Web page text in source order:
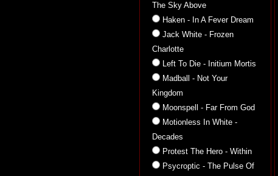
The Sky Above
Haken - In A Fever Dream
Jack White - Frozen
Charlotte
Left To Die - Initium Mortis
Madball - Not Your
Kingdom
Moonspell - Far From God
Motionless In White -
Decades
Protest The Hero - Within
Psycroptic - The Pulse Of